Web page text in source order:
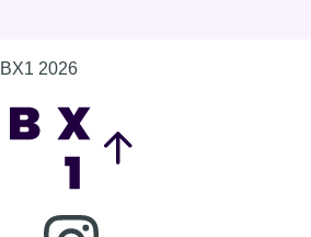
BX1 2026
Consulter page Instagram